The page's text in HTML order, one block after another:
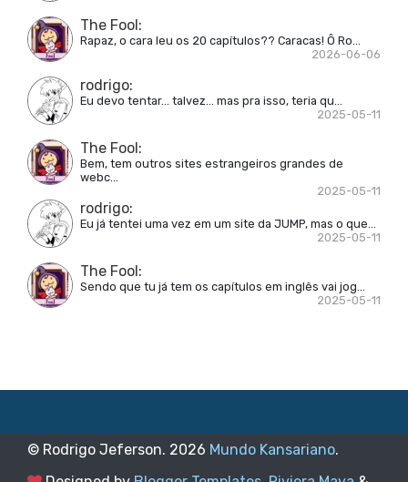
The Fool :
Rapaz, o cara leu os 20 capítulos?? Caracas! Ô Ro...
2026-06-06
rodrigo:
Eu devo tentar... talvez... mas pra isso, teria qu...
2025-05-11
The Fool :
Bem, tem outros sites estrangeiros grandes de
webc...
2025-05-11
rodrigo:
Eu já tentei uma vez em um site da JUMP, mas o que...
2025-05-11
The Fool :
Sendo que tu já tem os capítulos em inglês vai jog...
2025-05-11
© Rodrigo Jeferson. 2026 Mundo Kansariano.